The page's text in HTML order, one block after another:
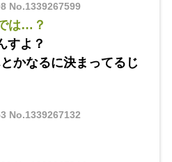
No.1339267599
は…？
すよ？
かなるに決まってるじ
No.1339267132